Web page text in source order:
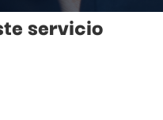
servicio